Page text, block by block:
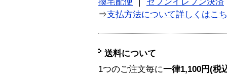
換宅配便
セブンイレブン決済
⇒支払方法について詳しくはこ
送料について
1つのご注文毎に一律1,100円(税